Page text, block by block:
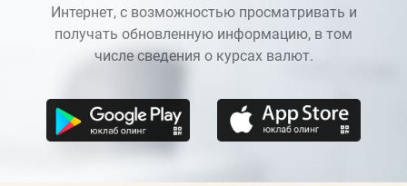
Интернет, с возможностью просматривать и
получать обновленную информацию, в том
числе сведения о курсах валют.